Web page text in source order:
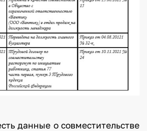
данные о совместительстве